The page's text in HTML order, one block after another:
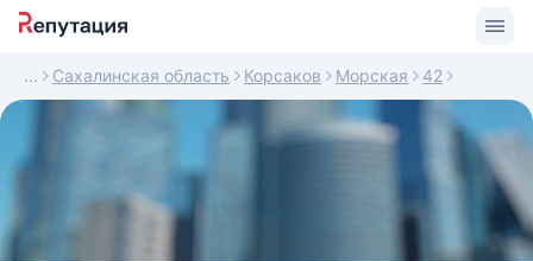
Сахалинская область Корсаков Морская 42